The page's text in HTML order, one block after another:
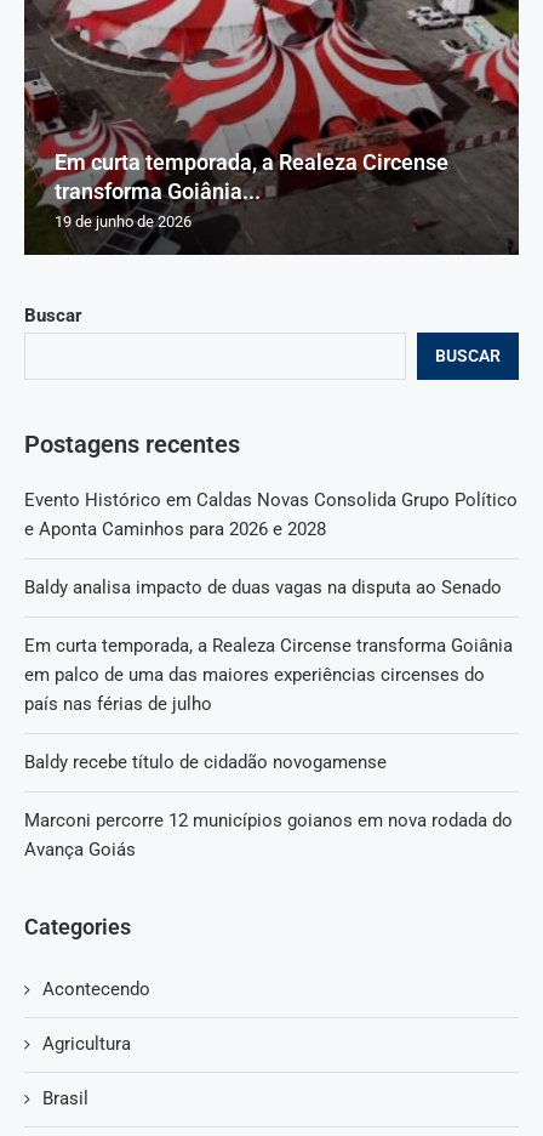
Buscar
BUSCAR
Postagens recentes
Evento Histórico em Caldas Novas Consolida Grupo Político
e Aponta Caminhos para 2026 e 2028
Baldy analisa impacto de duas vagas na disputa ao Senado
Em curta temporada, a Realeza Circense transforma Goiânia
em palco de uma das maiores experiências circenses do
país nas férias de julho
Baldy recebe título de cidadão novogamense
Marconi percorre 12 municípios goianos em nova rodada do
Avança Goiás
Categories
Acontecendo
Agricultura
Brasil
Em curta temporada, a Realeza Circense
transforma Goiânia...
19 de junho de 2026